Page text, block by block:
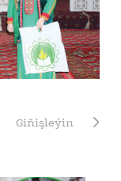
Giňişleýin